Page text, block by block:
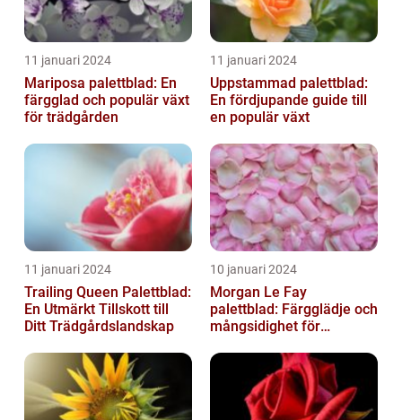
11 januari 2024
Mariposa palettblad: En
färgglad och populär växt
för trädgården
11 januari 2024
Uppstammad palettblad:
En fördjupande guide till
en populär växt
11 januari 2024
Trailing Queen Palettblad:
En Utmärkt Tillskott till
Ditt Trädgårdslandskap
10 januari 2024
Morgan Le Fay
palettblad: Färgglädje och
mångsidighet för